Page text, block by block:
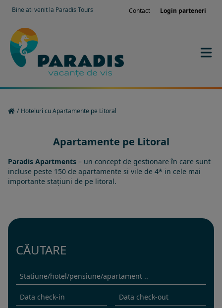
Bine ati venit la Paradis Tours Contact Login parteneri
/ Hoteluri cu Apartamente pe Litoral
Apartamente pe Litoral
Paradis Apartments – un concept de gestionare în care sunt
incluse peste 150 de apartamente si vile de 4* in cele mai
importante stațiuni de pe litoral.
CĂUTARE